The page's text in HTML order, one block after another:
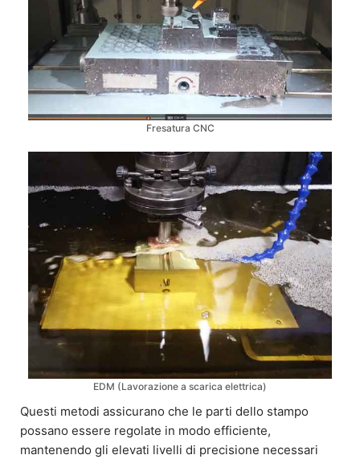
Fresatura CNC
EDM (Lavorazione a scarica elettrica)
Questi metodi assicurano che le parti dello stampo
possano essere regolate in modo efficiente,
mantenendo gli elevati livelli di precisione necessari